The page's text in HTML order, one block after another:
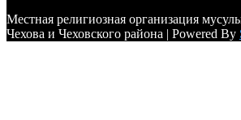
Местная религиозная организация
Чехова и Чеховского района | Powered By